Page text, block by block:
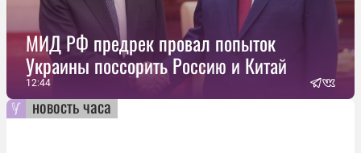
МИД РФ предрек провал попыток
Украины поссорить Россию и Китай
12:44
новость часа